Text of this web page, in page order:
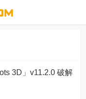
3D」v11.2.0 破解